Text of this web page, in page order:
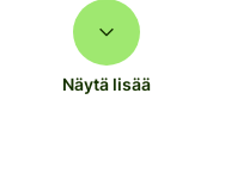
Näytä lisää